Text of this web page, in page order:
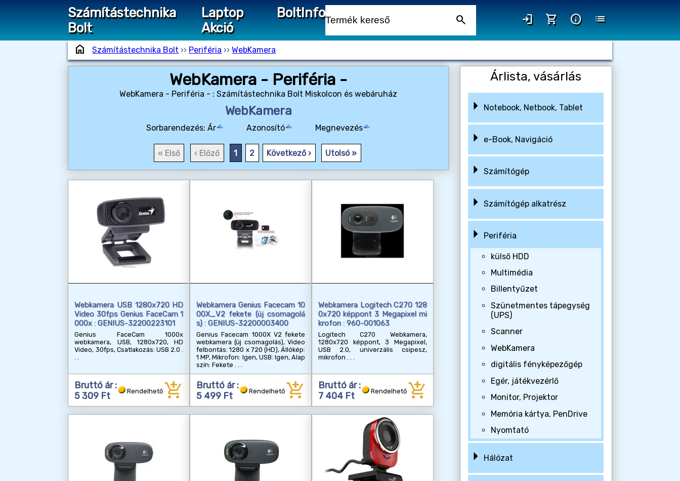
Számítástechnika
Bolt
Laptop
Akció
BoltInfo search login shopping_cart info list
home Számítástechnika Bolt ›› Periféria ››WebKamera
WebKamera - Periféria -
WebKamera - Periféria - : Számítástechnika Bolt Miskolcon és webáruház
WebKamera
Sorbarendezés: Ár Azonosító Megnevezés
« Első ‹ Előző 1 2 Következő › Utolsó »
Webkamera USB 1280x720 HD
Video 30fps Genius FaceCam 1
000x : GENIUS-32200223101
Genius FaceCam 1000x
webkamera, USB, 1280x720, HD
Video, 30fps, Csatlakozás: USB 2.0
Bruttó ár :
5 309 Ft
Rendelhető add_shopping_cart
Webkamera Genius Facecam 10
00X_V2 fekete (új csomagolá
s) : GENIUS-32200003400
Genius Facecam 1000X V2 fekete
webkamera (új csomagolás), Video
felbontás: 1280 x 720 (HD), Állókép:
1 MP, Mikrofon: Igen, USB: Igen, Alap
szín: Fekete
Bruttó ár :
5 499 Ft
Rendelhető add_shopping_cart
Webkamera Logitech C270 128
0x720 képpont 3 Megapixel mi
krofon : 960-001063
Logitech C270 Webkamera,
1280x720 képpont, 3 Megapixel,
USB 2.0, univerzális csipesz,
mikrofon
Bruttó ár :
7 404 Ft
Rendelhető add_shopping_cart
Árlista, vásárlás
Notebook, Netbook, Tablet
e-Book, Navigáció
Számítógép
Számítógép alkatrész
Periféria
külső HDD
Multimédia
Billentyűzet
Szünetmentes tápegység
(UPS)
Scanner
WebKamera
digitális fényképezőgép
Egér, játékvezérlő
Monitor, Projektor
Memória kártya, PenDrive
Nyomtató
Hálózat